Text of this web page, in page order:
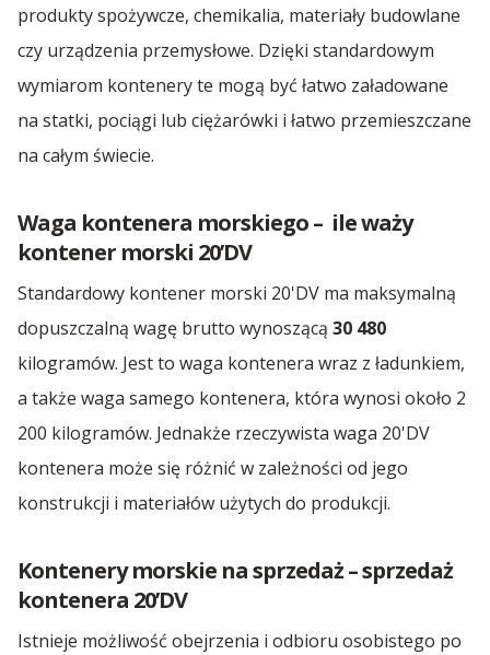
produkty spożywcze, chemikalia, materiały budowlane
czy urządzenia przemysłowe. Dzięki standardowym
wymiarom kontenery te mogą być łatwo załadowane
na statki, pociągi lub ciężarówki i łatwo przemieszczane
na całym świecie.
Waga kontenera morskiego – ile waży
kontener morski 20’DV
Standardowy kontener morski 20'DV ma maksymalną
dopuszczalną wagę brutto wynoszącą 30 480
kilogramów. Jest to waga kontenera wraz z ładunkiem,
a także waga samego kontenera, która wynosi około 2
200 kilogramów. Jednakże rzeczywista waga 20'DV
kontenera może się różnić w zależności od jego
konstrukcji i materiałów użytych do produkcji.
Kontenery morskie na sprzedaż – sprzedaż
kontenera 20’DV
Istnieje możliwość obejrzenia i odbioru osobistego po